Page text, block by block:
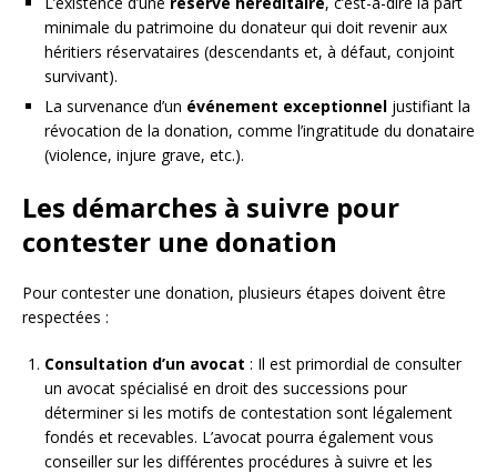
minimale du patrimoine du donateur qui doit revenir aux
héritiers réservataires (descendants et, à défaut, conjoint
survivant).
La survenance d’un événement exceptionnel justifiant la
révocation de la donation, comme l’ingratitude du donataire
(violence, injure grave, etc.).
Les démarches à suivre pour
contester une donation
Pour contester une donation, plusieurs étapes doivent être
respectées :
Consultation d’un avocat : Il est primordial de consulter
un avocat spécialisé en droit des successions pour
déterminer si les motifs de contestation sont légalement
fondés et recevables. L’avocat pourra également vous
conseiller sur les différentes procédures à suivre et les